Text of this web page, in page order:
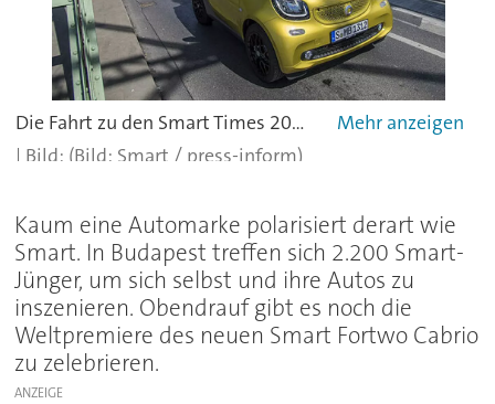
Die Fahrt zu den Smart Times 2015 führte über die Donau. Alle
(Bild: Smart / press-inform)
Kaum eine Automarke polarisiert derart wie
Smart. In Budapest treffen sich 2.200 Smart-
Jünger, um sich selbst und ihre Autos zu
inszenieren. Obendrauf gibt es noch die
Weltpremiere des neuen Smart Fortwo Cabrio
zu zelebrieren.
ANZEIGE